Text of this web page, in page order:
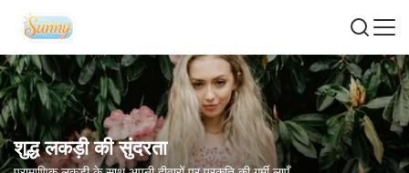
शुद्ध लकड़ी की सुंदरता